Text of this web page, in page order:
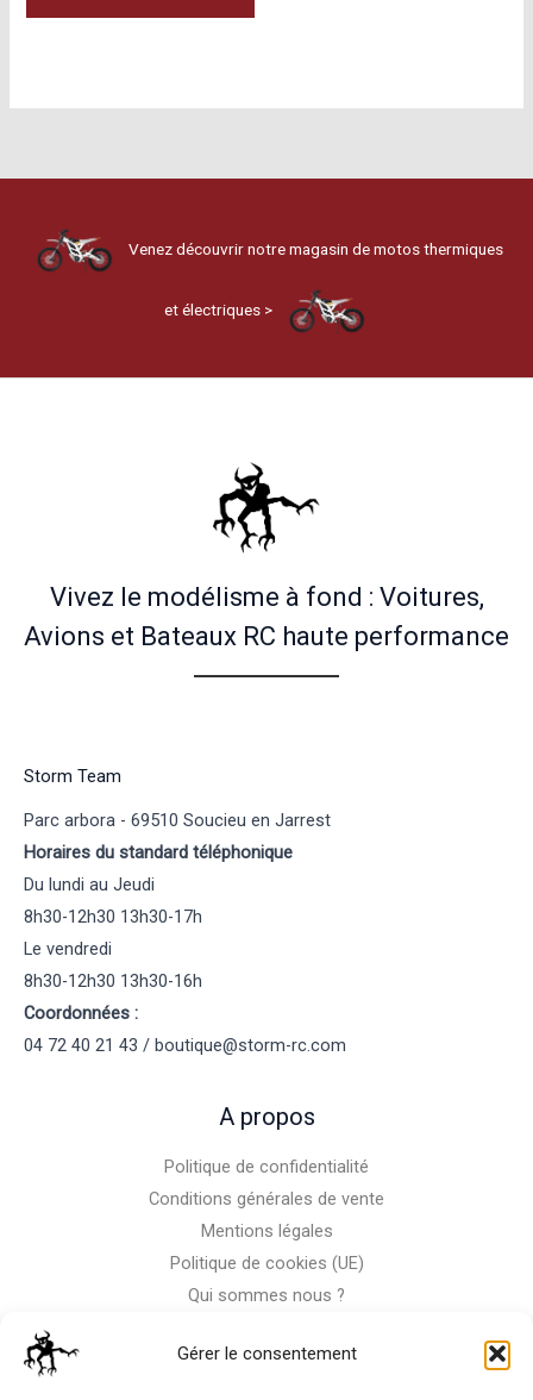
Gérer le consentement
Venez découvrir notre magasin de motos thermiques
et électriques >
Vivez le modélisme à fond : Voitures,
Avions et Bateaux RC haute performance
Storm Team
Parc arbora - 69510 Soucieu en Jarrest
Horaires du standard téléphonique
Du lundi au Jeudi
8h30-12h30 13h30-17h
Le vendredi
8h30-12h30 13h30-16h
Coordonnées :
04 72 40 21 43 / boutique@storm-rc.com
A propos
Politique de confidentialité
Conditions générales de vente
Mentions légales
Politique de cookies (UE)
Qui sommes nous ?